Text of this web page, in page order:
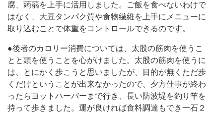
腐、蒟蒻を上手に活用しました。ご飯を食べないわけで
はなく、大豆タンパク質や食物繊維を上手にメニューに
取り込むことで体重をコントロールできるのです。
●後者のカロリー消費については、太股の筋肉を使うこ
とと頭を使うことを心がけました。太股の筋肉を使うに
は、とにかく歩こうと思いましたが、目的が無くただ歩
くだけということが出来なかったので、夕方仕事が終わ
ったらヨットハーバーまで行き、長い防波堤を釣り竿を
持って歩きました。運が良ければ食料調達もでき一石２